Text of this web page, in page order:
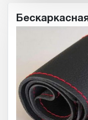
Бескаркасная